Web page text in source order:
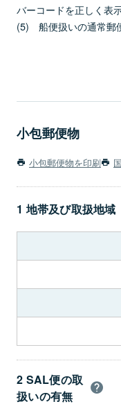
バーコードを正しく表
(5) 船便扱いの通常郵
小包郵便物
小包郵便物を印刷
1 地帯及び取扱地域
2 SAL便の取
扱いの有無